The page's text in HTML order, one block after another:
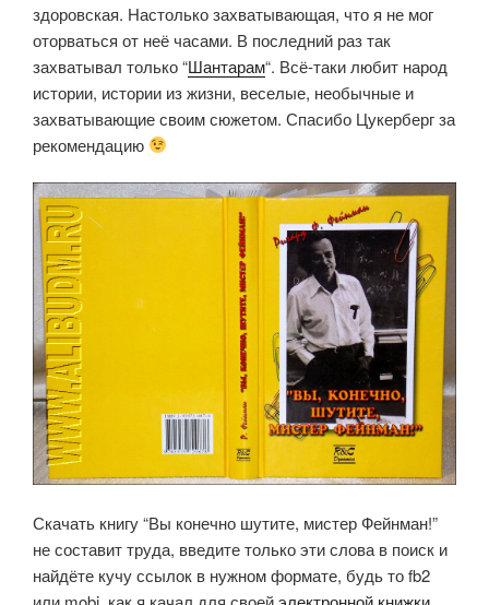
здоровская. Настолько захватывающая, что я не мог
оторваться от неё часами. В последний раз так
захватывал только “Шантарам“. Всё-таки любит народ
истории, истории из жизни, веселые, необычные и
захватывающие своим сюжетом. Спасибо Цукерберг за
рекомендацию
Скачать книгу “Вы конечно шутите, мистер Фейнман!”
не составит труда, введите только эти слова в поиск и
найдёте кучу ссылок в нужном формате, будь то fb2